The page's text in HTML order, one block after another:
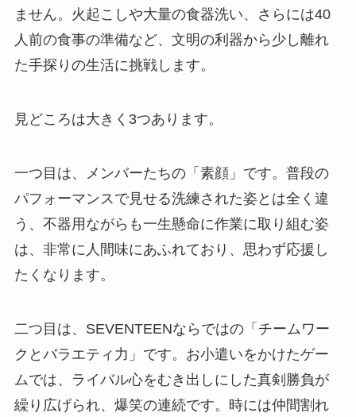
ません。火起こしや大量の食器洗い、さらには40
人前の食事の準備など、文明の利器から少し離れ
た手探りの生活に挑戦します。
見どころは大きく3つあります。
一つ目は、メンバーたちの「素顔」です。普段の
パフォーマンスで見せる洗練された姿とは全く違
う、不器用ながらも一生懸命に作業に取り組む姿
は、非常に人間味にあふれており、思わず応援し
たくなります。
二つ目は、SEVENTEENならではの「チームワー
クとバラエティ力」です。お小遣いをかけたゲー
ムでは、ライバル心をむき出しにした真剣勝負が
繰り広げられ、爆笑の連続です。時には仲間割れ